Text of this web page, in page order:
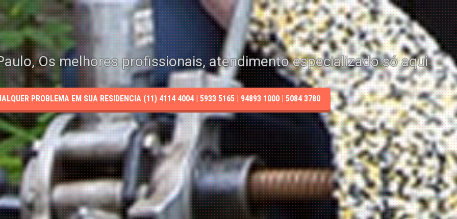
Os melhores profissionais, atendimento especializado só aqui
PROBLEMA EM SUA RESIDENCIA (11) 4114 4004 | 5933 5165 | 94893 1000 | 5084 3780